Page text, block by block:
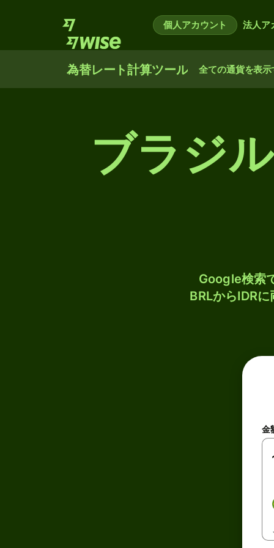
個人アカウント 法人ア
為替レート計算ツール 全ての通貨を表示
ブラジ
Google検索
BRLからIDR
金